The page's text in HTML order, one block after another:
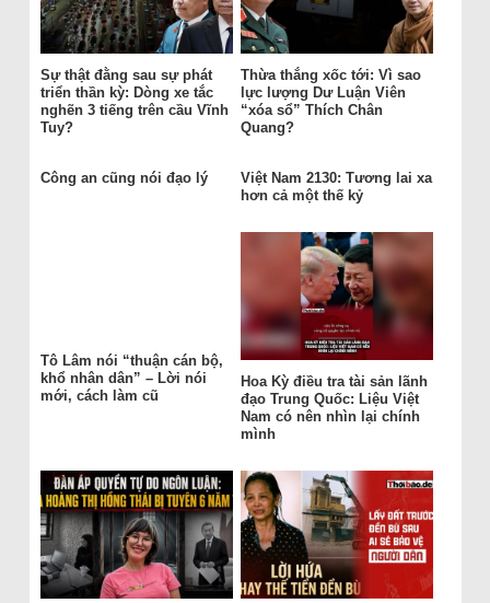
Sự thật đằng sau sự phát
triển thần kỳ: Dòng xe tắc
nghẽn 3 tiếng trên cầu Vĩnh
Tuy?
Thừa thắng xốc tới: Vì sao
lực lượng Dư Luận Viên
“xóa sổ” Thích Chân
Quang?
Công an cũng nói đạo lý
Việt Nam 2130: Tương lai xa
hơn cả một thế kỷ
Tô Lâm nói “thuận cán bộ,
khổ nhân dân” – Lời nói
mới, cách làm cũ
Hoa Kỳ điều tra tài sản lãnh
đạo Trung Quốc: Liệu Việt
Nam có nên nhìn lại chính
mình